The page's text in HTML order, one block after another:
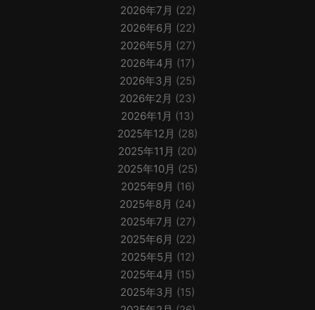
2026年7月 (22)
2026年6月 (22)
2026年5月 (27)
2026年4月 (17)
2026年3月 (25)
2026年2月 (23)
2026年1月 (13)
2025年12月 (28)
2025年11月 (20)
2025年10月 (25)
2025年9月 (16)
2025年8月 (24)
2025年7月 (27)
2025年6月 (22)
2025年5月 (12)
2025年4月 (15)
2025年3月 (15)